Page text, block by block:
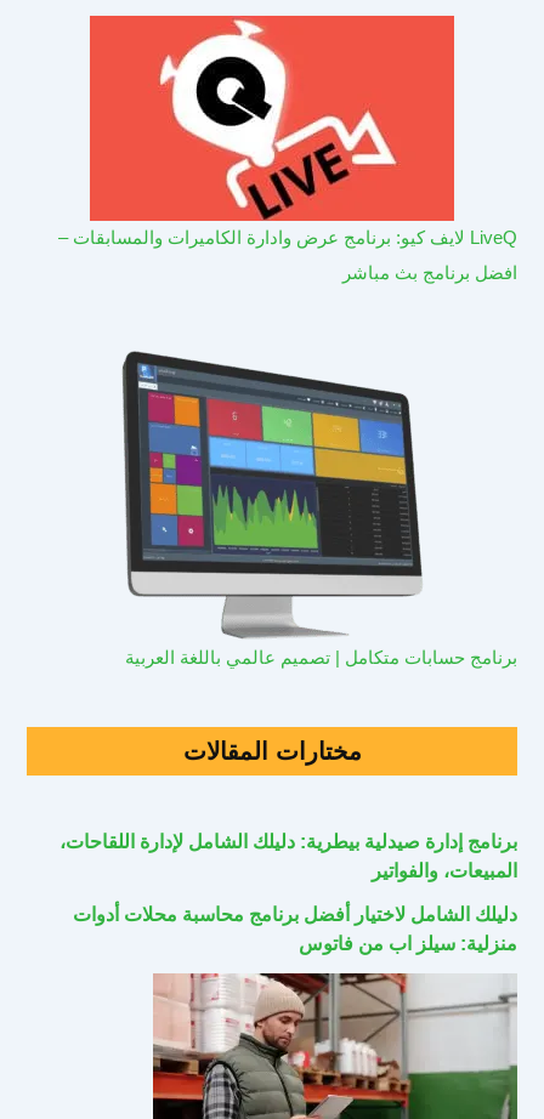
LiveQ لايف كيو: برنامج عرض وادارة الكاميرات والمسابقات –
افضل برنامج بث مباشر
برنامج حسابات متكامل | تصميم عالمي باللغة العربية
مختارات المقالات
برنامج إدارة صيدلية بيطرية: دليلك الشامل لإدارة اللقاحات،
المبيعات، والفواتير
دليلك الشامل لاختيار أفضل برنامج محاسبة محلات أدوات
منزلية: سيلز اب من فاتوس